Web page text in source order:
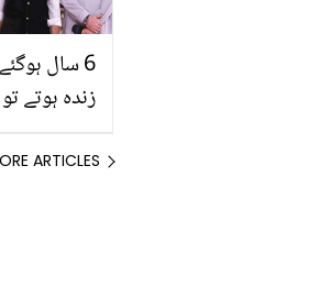
6 سال
زندہ ہوتے
جمشید کو
ARTICLES